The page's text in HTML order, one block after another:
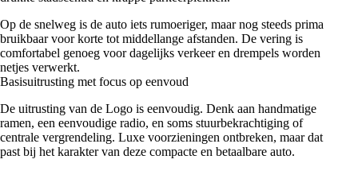
Op de snelweg is de auto iets rumoeriger, maar nog steeds prima
bruikbaar voor korte tot middellange afstanden. De vering is
comfortabel genoeg voor dagelijks verkeer en drempels worden
netjes verwerkt.
Basisuitrusting met focus op eenvoud
De uitrusting van de Logo is eenvoudig. Denk aan handmatige
ramen, een eenvoudige radio, en soms stuurbekrachtiging of
centrale vergrendeling. Luxe voorzieningen ontbreken, maar dat
past bij het karakter van deze compacte en betaalbare auto.